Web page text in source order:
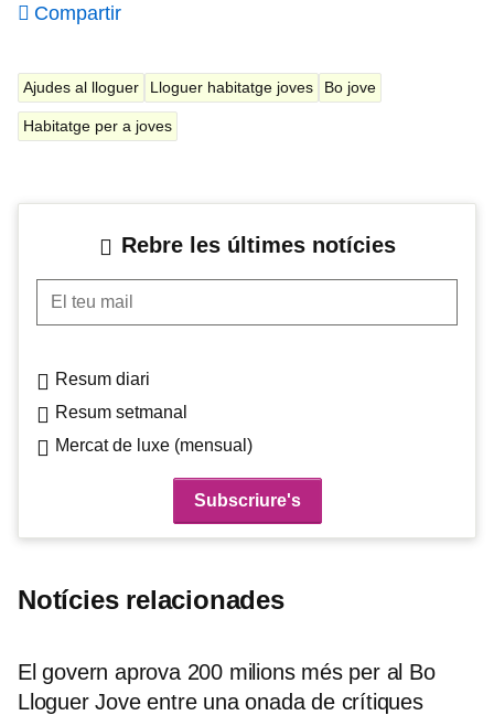
Compartir
Ajudes al lloguer Lloguer habitatge joves Bo jove
Habitatge per a joves
Rebre les últimes notícies
El teu mail
Resum diari
Resum setmanal
Mercat de luxe (mensual)
Notícies relacionades
El govern aprova 200 milions més per al Bo
Lloguer Jove entre una onada de crítiques